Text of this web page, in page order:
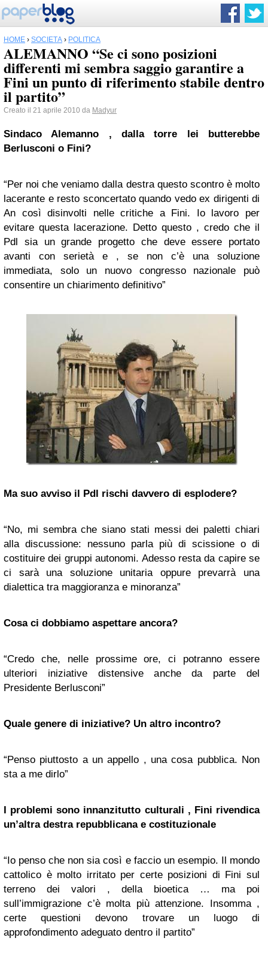
HOME › SOCIETÀ › POLITICA
ALEMANNO “Se ci sono posizioni
differenti mi sembra saggio garantire a
Fini un punto di riferimento stabile dentro
il partito”
Creato il 21 aprile 2010 da Madyur
Sindaco Alemanno , dalla torre lei butterebbe
Berlusconi o Fini?
“Per noi che veniamo dalla destra questo scontro è molto
lacerante e resto sconcertato quando vedo ex dirigenti di
An così disinvolti nelle critiche a Fini. Io lavoro per
evitare questa lacerazione. Detto questo , credo che il
Pdl sia un grande progetto che deve essere portato
avanti con serietà e , se non c’è una soluzione
immediata, solo un nuovo congresso nazionale può
consentire un chiarimento definitivo”
Ma suo avviso il Pdl rischi davvero di esplodere?
“No, mi sembra che siano stati messi dei paletti chiari
alla discussione: nessuno parla più di scissione o di
costituire dei gruppi autonomi. Adesso resta da capire se
ci sarà una soluzione unitaria oppure prevarrà una
dialettica tra maggioranza e minoranza”
Cosa ci dobbiamo aspettare ancora?
“Credo che, nelle prossime ore, ci potranno essere
ulteriori iniziative distensive anche da parte del
Presidente Berlusconi”
Quale genere di iniziative? Un altro incontro?
“Penso piuttosto a un appello , una cosa pubblica. Non
sta a me dirlo”
I problemi sono innanzitutto culturali , Fini rivendica
un’altra destra repubblicana e costituzionale
“Io penso che non sia così e faccio un esempio. Il mondo
cattolico è molto irritato per certe posizioni di Fini sul
terreno dei valori , della bioetica … ma poi
sull’immigrazione c’è molta più attenzione. Insomma ,
certe questioni devono trovare un luogo di
approfondimento adeguato dentro il partito”